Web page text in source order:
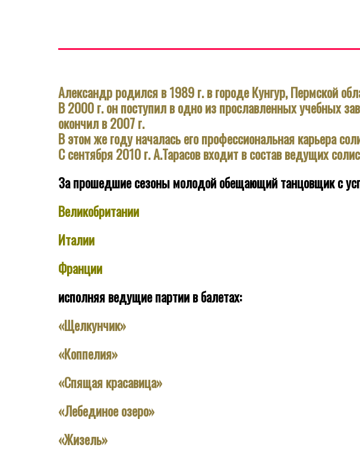
Александр родился в 1989 г. в городе Кунгур, Пермской
В 2000 г. он поступил в одно из прославленных учебных
окончил в 2007 г.
В этом же году началась его профессиональная карьера
С сентября 2010 г. А.Тарасов входит в состав ведущих
За прошедшие сезоны молодой обещающий танцовщик с
Великобритании
Италии
Франции
исполняя ведущие партии в балетах:
«Щелкунчик»
«Коппелия»
«Спящая красавица»
«Лебединое озеро»
«Жизель»